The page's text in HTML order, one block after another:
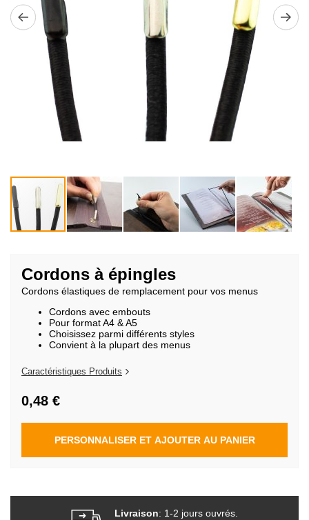
début
Galerie
d’images
Cordons à épingles
Cordons élastiques de remplacement pour vos menus
Cordons avec embouts
Pour format A4 & A5
Choisissez parmi différents styles
Convient à la plupart des menus
Caractéristiques Produits
0,48 €
PERSONNALISER ET AJOUTER AU PANIER
Livraison: 1-2 jours ouvrés.